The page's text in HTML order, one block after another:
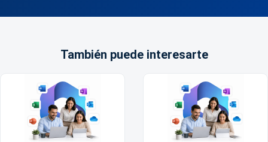
También puede interesarte